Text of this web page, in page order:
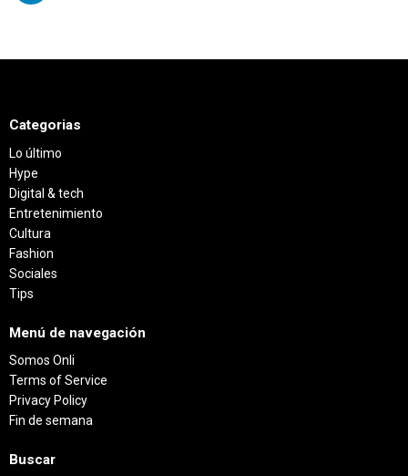
Categorias
Lo último
Hype
Digital & tech
Entretenimiento
Cultura
Fashion
Sociales
Tips
Menú de navegación
Somos Onli
Terms of Service
Privacy Policy
Fin de semana
Buscar